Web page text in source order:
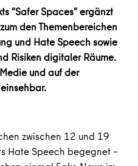
"Safer Spaces" ergänzt
den Themenbereichen
und Hate Speech sowie
Risiken digitaler Räume.
und auf der
zwischen 12 und 19
Hate Speech begegnet –